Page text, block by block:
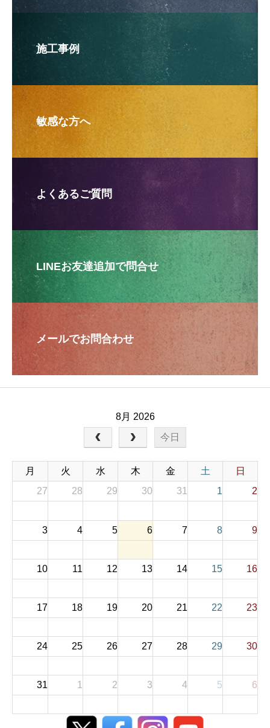
施工事例
敏感な方へ
よくあるご質問
LINEお友達追加で問合せ
メールでお問合わせ
8月 2026
今日
月 火 水 木 金 土
日
27
28 29 30 31 1 2
3 4 5 6 7 8 9
10 11 12 13 14 15 16
17 18 19 20 21 22 23
24 25 26 27 28 29 30
31 1 2 3 4 5 6